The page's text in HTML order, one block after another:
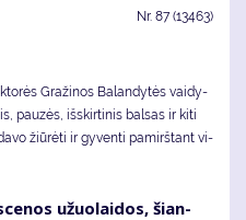
Nr. 87 (13463)
Gra­ži­nos Ba­lan­dy­tės vai­dy­
pau­zės, iš­skir­ti­nis bal­sas ir ki­ti
žiū­rė­ti ir gy­ven­ti pa­mirš­tant vi­
užuo­lai­dos, šian­